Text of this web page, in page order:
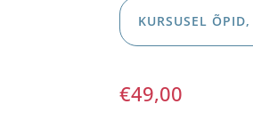
KURSUSEL
€49,00